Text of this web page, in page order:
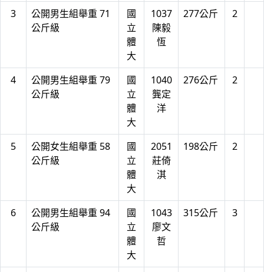
3
公開男生組舉重 71
公斤級
國
立
體
大
1037
陳毅
恆
277公斤 2
4
公開男生組舉重 79
公斤級
國
立
體
大
1040
龔定
洋
276公斤 2
5
公開女生組舉重 58
公斤級
國
立
體
大
2051
莊倚
淇
198公斤 2
6
公開男生組舉重 94
公斤級
國
立
體
大
1043
廖文
哲
315公斤 3